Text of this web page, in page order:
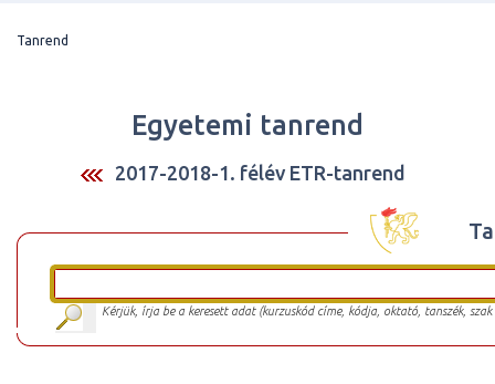
Tanrend
Egyetemi tanrend
2017-2018-1. félév ETR-tanrend
Kérjük, írja be a keresett adat (kurzuskód címe, kódja, oktató, tanszék,